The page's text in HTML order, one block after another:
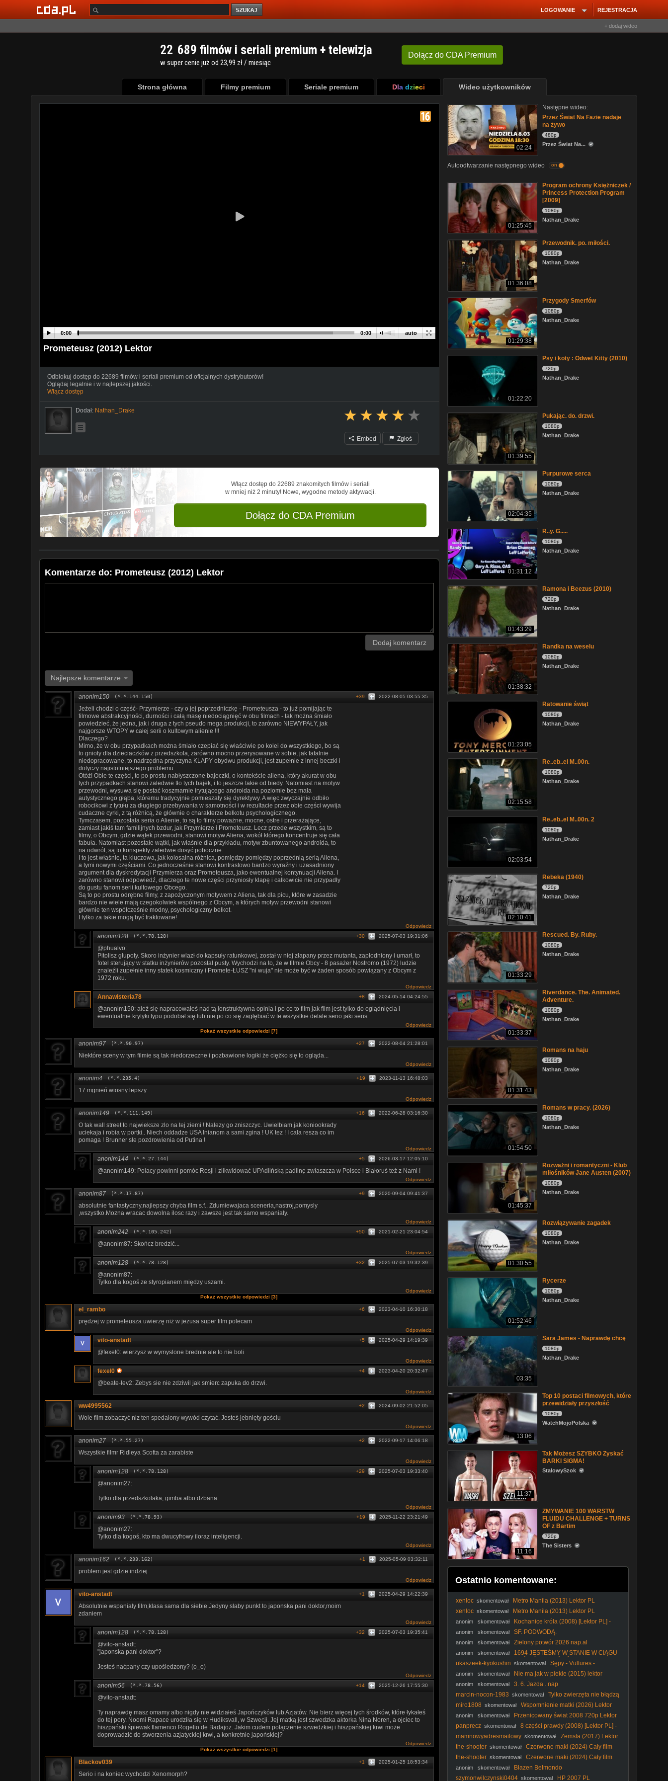
REJESTRACJA
LOGOWANIE
+ dodaj wideo
Dołącz do CDA Premium
22 689 filmów i seriali premium + telewizja
w super cenie już od 23,99 zł / miesiąc
Strona główna Filmy premium Seriale premium Dla dzieci Wideo użytkowników
auto
0:00 0:00
Prometeusz (2012) Lektor
Odblokuj dostęp do 22689 filmów i seriali premium od oficjalnych dystrybutorów!
Oglądaj legalnie i w najlepszej jakości.
Włącz dostęp
Dodał: Nathan_Drake
Embed Zgłoś
Włącz dostęp do 22689 znakomitych filmów i seriali
w mniej niż 2 minuty! Nowe, wygodne metody aktywacji.
Dołącz do CDA Premium
Komentarze do: Prometeusz (2012) Lektor
Dodaj komentarz
Najlepsze komentarze
anonim150 (*.*.144.150) 2022-08-05 03:55:35
+39
Jeżeli chodzi o część- Przymierze - czy o jej poprzedniczkę - Prometeusza - to już pomijając te
filmowe abstrakcyjności, durności i całą masę niedociągnięć w obu filmach - tak można śmiało
powiedzieć, że jedna, jak i druga z tych pseudo mega produkcji, to zarówno NIEWYPAŁY, jak
najgorsze WTOPY w całej serii o kultowym alienie !!!
Dlaczego?
Mimo, że w obu przypadkach można śmiało czepiać się właściwie po kolei do wszystkiego, bo są
to gnioty dla dzieciaczków z przedszkola, zarówno mocno przerysowane w sobie, jak fatalnie
niedopracowane, to nadrzędna przyczyna KLAPY obydwu produkcji, jest zupełnie z innej beczki i
dotyczy najistotniejszego problemu.
Otóż! Obie te części, to po prostu nabłyszczone bajeczki, o kontekście aliena, który akurat w obu
tych przypadkach stanowi zaledwie tło tych bajek, i to jeszcze takie od biedy. Natomiast na motyw
przewodni, wysuwa się postać koszmarnie irytującego androida na poziomie bez mała
autystycznego głąba, któremu tradycyjnie pomieszały się dyrektywy. A więc zwyczajnie odbiło
robocikowi z tytułu za długiego przebywania w samotności i w rezultacie przez obie części wywija
cudaczne cyrki, z tą różnicą, że głównie o charakterze bełkotu psychologicznego.
Tymczasem, pozostała seria o Alienie, to są to filmy poważne, mocne, ostre i przerażające,
zamiast jakiś tam familijnych bzdur, jak Przymierze i Prometeusz. Lecz przede wszystkim, są to
filmy, o Obcym, gdzie wątek przewodni, stanowi motyw Aliena, wokół którego koncentruje się cała
fabuła. Natomiast pozostałe wątki, jak właśnie dla przykładu, motyw zbuntowanego androida, to
na odwrót, są to konspekty zaledwie dosyć poboczne.
I to jest właśnie, ta kluczowa, jak kolosalna różnica, pomiędzy pomiędzy poprzednią serią Aliena,
a tymi nowymi częściami. Co jednocześnie stanowi kontrastowo bardzo wyraźny i uzasadniony
argument dla dyskredytacji Przymierza oraz Prometeusza, jako ewentualnej kontynuacji Aliena. I
zarówno stanowi odpowiedź, dlaczego te nowe części przyniosły klapę i całkowicie nie przypadły
do gustu fanom serii kultowego Obcego.
Są to po prostu odrębne filmy, z zapożyczonym motywem z Aliena, tak dla picu, które w zasadzie
bardzo nie wiele mają czegokolwiek wspólnego z Obcym, a których motyw przewodni stanowi
głównie ten współcześnie modny, psychologiczny bełkot.
I tylko za takie mogą być traktowane!
Odpowiedz
anonim128 (*.*.78.128) 2025-07-03 19:31:06
+30
@phualvo:
Pitolisz głupoty. Skoro inżynier wlazł do kapsuły ratunkowej, został w niej złapany przez mutanta, zapłodniony i umarł, to
fotel sterujący w statku inżynierów pozostał pusty. Wychodzi na to, że w filmie Obcy - 8 pasażer Nostromo (1972) ludzie
znaleźli zupełnie inny statek kosmiczny i Promete-ŁUSZ "ni wuja" nie może być w żaden sposób powiązany z Obcym z
1972 roku.
Odpowiedz
Annawisteria78 2024-05-14 04:24:55
+8
@anonim150: ależ się napracowałeś nad tą lonstruktywna opinia i po co to film jak film jest tylko do oglądnięcia i
ewentualnie krytyki typu podobał się lub nie po co się zagłębiać w te wszystkie detale serio jaki sens
Odpowiedz
Pokaż wszystkie odpowiedzi [7]
anonim97 (*.*.90.97) 2022-08-04 21:28:01
+27
Niektóre sceny w tym filmie są tak niedorzeczne i pozbawione logiki że ciężko się to ogląda...
Odpowiedz
anonim4 (*.*.235.4) 2023-11-13 16:48:03
+19
17 mgnień wiosny lepszy
Odpowiedz
anonim149 (*.*.111.149) 2022-06-28 03:16:30
+16
O tak wall street to najwieksze zlo na tej ziemi ! Nalezy go zniszczyc. Uwielbiam jak koniookrady
uciekaja i robia w portki.. Niech oddadze USA Inianom a sami zgina ! UK tez ! I cala resza co im
pomaga ! Brunner sle pozdrowienia od Putina !
Odpowiedz
anonim144 (*.*.27.144) 2026-03-17 12:05:10
+5
@anonim149: Polacy powinni pomóc Rosji i zlikwidować UPAdlińską padlinę zwłaszcza w Polsce i Białoruś też z Nami !
Odpowiedz
anonim87 (*.*.17.87) 2020-09-04 09:41:37
+9
absolutnie fantastyczny,najlepszy chyba film s.f.. Zdumiewajaca sceneria,nastroj,pomysly
,wszystko.Mozna wracac dowolna ilosc razy i zawsze jest tak samo wspanialy.
Odpowiedz
anonim242 (*.*.105.242) 2021-02-21 23:04:54
+50
@anonim87: Skończ bredzić...
Odpowiedz
anonim128 (*.*.78.128) 2025-07-03 19:32:39
+32
@anonim87:
Tylko dla kogoś ze styropianem między uszami.
Odpowiedz
Pokaż wszystkie odpowiedzi [3]
el_rambo 2023-04-10 16:30:18
+6
prędzej w prometeusza uwierzę niż w jezusa super film polecam
Odpowiedz
vito-anstadt 2025-04-29 14:19:39
+5
@fexel0: wierzysz w wymyslone brednie ale to nie boli
Odpowiedz
fexel0 2023-04-20 20:32:47
+4
@beate-lev2: Zebys sie nie zdziwil jak smierc zapuka do drzwi.
Odpowiedz
ww4995562 2024-09-02 21:52:05
+2
Wole film zobaczyć niz ten spedalony wywód czytać. Jesteś jebnięty gościu
Odpowiedz
anonim27 (*.*.55.27) 2022-09-17 14:06:18
+2
Wszystkie filmr Ridleya Scotta za zarabiste
Odpowiedz
anonim128 (*.*.78.128) 2025-07-03 19:33:40
+29
@anonim27:
Tylko dla przedszkolaka, gimba albo dzbana.
Odpowiedz
anonim93 (*.*.78.93) 2025-11-22 23:21:49
+19
@anonim27:
Tylko dla kogoś, kto ma dwucyfrowy iloraz inteligencji.
Odpowiedz
anonim162 (*.*.233.162) 2025-05-09 03:32:11
+1
problem jest gdzie indziej
Odpowiedz
vito-anstadt 2025-04-29 14:22:39
+1
Absolutnie wspanialy film,klasa sama dla siebie.Jedyny slaby punkt to japonska pani doktor,moim
zdaniem
Odpowiedz
anonim128 (*.*.78.128) 2025-07-03 19:35:41
+32
@vito-anstadt:
"japonska pani doktor"?
Jesteś naćpany czy upośledzony? (o_o)
Odpowiedz
anonim56 (*.*.78.56) 2025-12-26 17:55:30
+14
@vito-anstadt:
Ty naprawdę masz omamy albo nigdy nie widziałeś Japończyków lub Azjatów. Nie bierz więcej tych środków, które łykałeś
do tej pory. Noomi Rapace urodziła się w Hudiksvall, w Szwecji. Jej matką jest szwedzka aktorka Nina Noren, a ojciec to
hiszpański śpiewak flamenco Rogelio de Badajoz. Jakim cudem połączenie szwedzkiej i hiszpańskiej krwi może
doprowadzić do stworzenia azjatyckiej krwi, a konkretnie japońskiej?
Odpowiedz
Pokaż wszystkie odpowiedzi [1]
Blackov039 2025-01-25 18:53:34
+1
Serio i na koniec wychodzi Xenomorph?
02:24
Następne wideo:
Przez Świat Na Fazie nadaje
na żywo
480p
Przez Świat Na...
Autoodtwarzanie następnego wideo on
01:25:45
Program ochrony Księżniczek /
Princess Protection Program
[2009]
1080p
Nathan_Drake
01:36:08
Przewodnik. po. miłości.
1080p
Nathan_Drake
01:29:38
Przygody Smerfów
1080p
Nathan_Drake
01:22:20
Psy i koty : Odwet Kitty (2010)
720p
Nathan_Drake
01:39:55
Pukając. do. drzwi.
1080p
Nathan_Drake
02:04:35
Purpurowe serca
1080p
Nathan_Drake
01:31:12
R..y. G.....
1080p
Nathan_Drake
01:43:29
Ramona i Beezus (2010)
720p
Nathan_Drake
01:38:32
Randka na weselu
1080p
Nathan_Drake
01:23:05
Ratowanie świąt
1080p
Nathan_Drake
02:15:58
Re..eb..el M..00n.
1080p
Nathan_Drake
02:03:54
Re..eb..el M..00n. 2
1080p
Nathan_Drake
02:10:41
Rebeka (1940)
720p
Nathan_Drake
01:33:29
Rescued. By. Ruby.
1080p
Nathan_Drake
01:33:37
Riverdance. The. Animated.
Adventure.
1080p
Nathan_Drake
01:31:43
Romans na haju
1080p
Nathan_Drake
01:54:50
Romans w pracy. (2026)
1080p
Nathan_Drake
01:45:37
Rozważni i romantyczni - Klub
miłośników Jane Austen (2007)
1080p
Nathan_Drake
01:30:55
Rozwiązywanie zagadek
1080p
Nathan_Drake
01:52:46
Rycerze
1080p
Nathan_Drake
03:35
Sara James - Naprawdę chcę
1080p
Nathan_Drake
13:06
Top 10 postaci filmowych, które
przewidziały przyszłość
1080p
WatchMojoPolska
11:37
Tak Możesz SZYBKO Zyskać
BARKI SIGMA!
StalowySzok
11:16
ZMYWANIE 100 WARSTW
FLUIDU CHALLENGE + TURNS
OF z Bartim
720p
The Sisters
Ostatnio komentowane:
xenloc skomentował
Metro Manila (2013) Lektor PL
xenloc skomentował Metro Manila (2013) Lektor PL
anonim skomentował
Kochanice króla (2008) [Lektor PL] -
The Other Boleyn Girl
anonim skomentował SF. PODWODĄ.
anonim skomentował Zielony potwór 2026 nap.al
anonim skomentował
1694 JESTEŚMY W STANIE W CIĄGU
3-ECH MIESIĘCY NAPUŚCIĆ UKRAIŃCÓW NA
POLAKÓW !!!!!!!!!!!!!!!!!!! (1)
ukaszeek-kyokushin skomentował
Sępy - Vultures -
Rapaces (2025) Lektor
anonim skomentował Nie ma jak w piekle (2015) lektor
anonim skomentował
3. 6. Jazda . nap
marcin-nocon-1983 skomentował
Tylko zwierzęta nie błądzą
(2019) Lektor PL
miro1808 skomentował
Wspomnienie matki (2026) Lektor
anonim skomentował
Przenicowany świat 2008 720p Lektor
PL
panprecz skomentował
8 części prawdy (2008) [Lektor PL] -
Vantage Point
mamnowyadresmailowy skomentował
Zemsta (2017) Lektor
PL
the-shooter skomentował
Czerwone maki (2024) Cały film
PL
the-shooter skomentował
Czerwone maki (2024) Cały film
anonim skomentował
Błazen Belmondo
szymonwilczynski0404 skomentował HP 2007 PL